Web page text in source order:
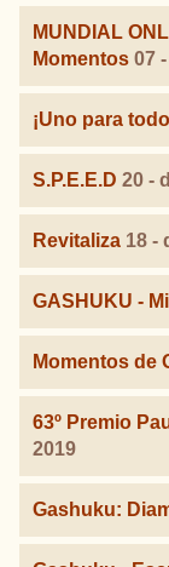
MUNDIAL
Momentos 07
¡Uno para
S.P.E.E.D 20 -
Revitaliza 18 -
GASHUKU -
Momentos de
63º Premio
2019
Gashuku: